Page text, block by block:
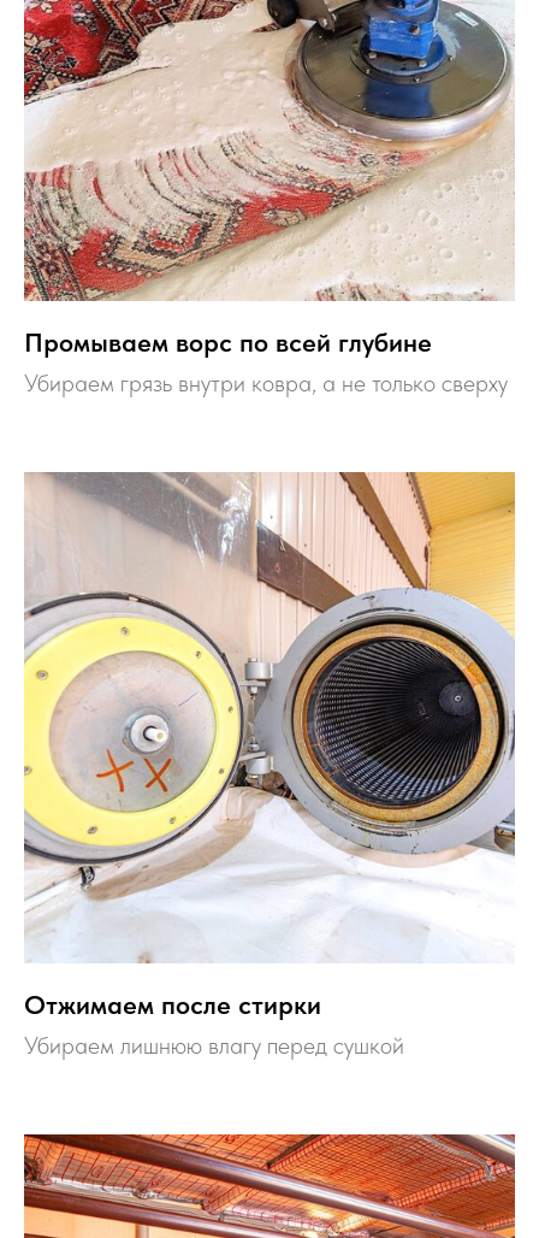
Промываем ворс по всей глубине
Убираем грязь внутри ковра, а не только сверху
Отжимаем после стирки
Убираем лишнюю влагу перед сушкой